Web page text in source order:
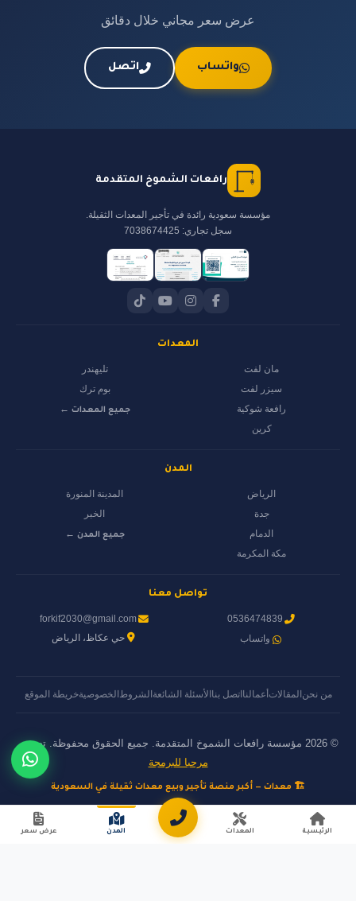
عرض سعر مجاني خلال دقائق
واتساب اتصل
رافعات الشموخ المتقدمة
مؤسسة سعودية رائدة في تأجير المعدات الثقيلة.
سجل تجاري: 7038674425
المعدات
مان لفت
سيزر لفت
رافعة شوكية
كرين
تليهندر
بوم ترك
جميع المعدات ←
المدن
الرياض
جدة
الدمام
مكة المكرمة
المدينة المنورة
الخبر
جميع المدن ←
تواصل معنا
0536474839
واتساب
forkif2030@gmail.com
حي عكاظ، الرياض
من نحنالمقالات أعمالنااتصل بناالأسئلة الشائعةالشروط الخصوصيةخريطة الموقع
© 2026 مؤسسة رافعات الشموخ المتقدمة. جميع الحقوق محفوظة. تصميم
مرحبا للبرمجة
🏗️ معدات — أكبر منصة تأجير وبيع معدات ثقيلة في السعودية
الرئيسية المعدات المدن عرض سعر